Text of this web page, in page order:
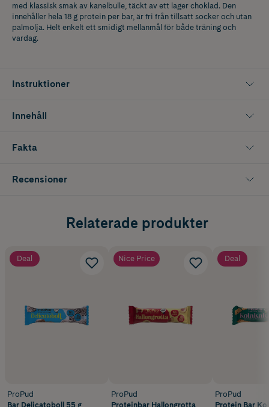
med klassisk smak av kanelbulle, täckt av ett lager choklad. Den
innehåller hela 18 g protein per bar, är fri från tillsatt socker och utan
palmolja. Helt enkelt ett smidigt mellanmål för både träning och
vardag.
Instruktioner
Innehåll
Fakta
Recensioner
Relaterade produkter
Deal
ProPud
Bar Delicatoboll 55 g
Nice Price
ProPud
Proteinbar Hallongrotta
Deal
ProPud
Protein Bar